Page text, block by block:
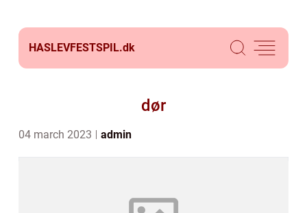
HASLEVFESTSPIL.dk
dør
04 march 2023 admin